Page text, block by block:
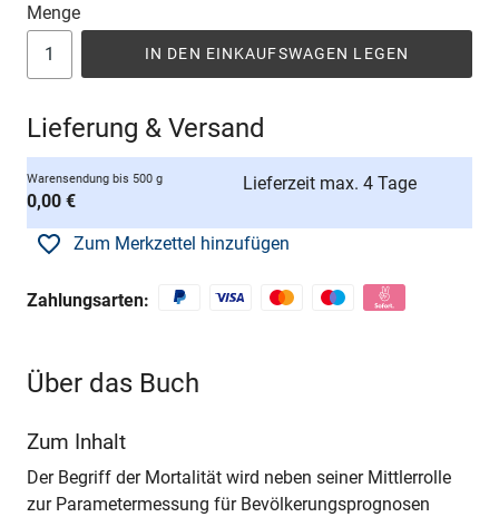
Menge
IN DEN EINKAUFSWAGEN LEGEN
Lieferung & Versand
Warensendung bis 500 g
0,00 €
Lieferzeit max. 4 Tage
Zum Merkzettel hinzufügen
Zahlungsarten:
Über das Buch
Zum Inhalt
Der Begriff der Mortalität wird neben seiner Mittlerrolle
zur Parametermessung für Bevölkerungsprognosen